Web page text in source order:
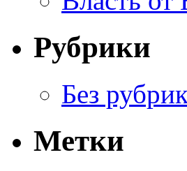
Рубрики
Без
Метки